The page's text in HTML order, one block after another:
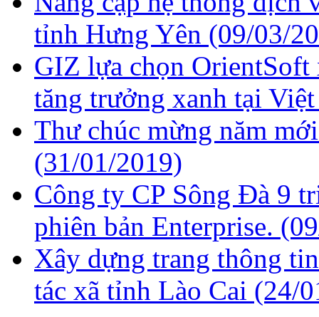
tỉnh Hưng Yên (09/03/
GIZ lựa chọn
tăng trưởng xanh tại
Thư chúc mừng năm
(31/01/2019)
Công ty CP Sông Đà 9
phiên bản Enterprise.
Xây dựng trang thông
tác xã tỉnh Lào Cai (24/